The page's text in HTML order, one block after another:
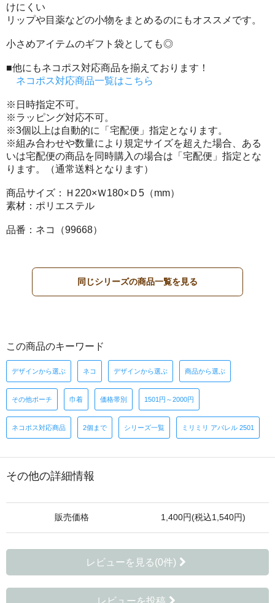
けにくい
リップや目薬などの小物をまとめるのにもオススメです。
小さめアイテムのギフト袋としても◎
■他にもネコポス対応商品を揃えております！
ネコポス対応商品一覧はこちら
※日時指定不可。
※ラッピング対応不可。
※3個以上は自動的に「宅配便」指定となります。
※組み合わせや数量により規定サイズを超えた場合、ある
いは宅配便の商品を同時購入の場合は「宅配便」指定とな
ります。（通常送料となります）
商品サイズ：Ｈ220×Ｗ180×Ｄ5（mm）
素材：ポリエステル
品番：ネコ（99668）
同じシリーズの商品一覧を見る
この商品のキーワード
デザインから選ぶ ネコ デザインから選ぶ 商品から選ぶ
その他ポーチ 巾着 価格帯別 1501円～2000円
ネコポス対応商品 2個まで シリーズ一覧 ミリミリ アパレル 2501
その他の詳細情報
販売価格 1,400円(税込1,540円)
レビューを見る(0件)
レビューを投稿